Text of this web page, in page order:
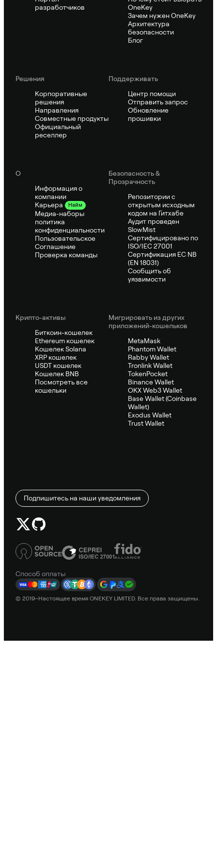
разработчиков
OneKey
Зачем нужен OneKey
Архитектура
безопасности
Блог
Решения
Корпоративные
решения
Направления
Совместные продукты
Официальный
реселлер
Поддерживать
Центр помощи
Отправить запрос
Обновление
прошивки
О
Информация о
компании
Карьера
Найм
Медиа-наборы
политика
конфиденциальности
Пользовательское
Соглашение
Проверка команды
Безопасность &
Прозрачность
Репозитории с
открытым исходным
кодом на Гитхабе
Аудит проведен
SlowMist
Сертифицировано по
ISO/IEC 27001
Сертификация ЕС NB
(EN 18031)
Сообщить об
уязвимости
Крипто-активы
Биткоин-кошелек
Ethereum кошелек
Кошелек Solana
XRP кошелек
USDT кошелек
Кошелек BNB
Посмотреть все
кошельки
Мигрировать из других
приложений-кошельков
MetaMask
Phantom Wallet
Rabby Wallet
Tronlink Wallet
TokenPocket
Binance Wallet
OKX Web3 Wallet
Base Wallet (Coinbase
Wallet)
Exodus Wallet
Trust Wallet
Подпишитесь на наши уведомления
Способ оплаты
© 2019–Настоящее время ONEKEY LIMITED. Все права защищены.